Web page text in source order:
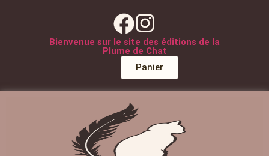
Bienvenue sur le site des éditions de la
Plume de Chat
Panier